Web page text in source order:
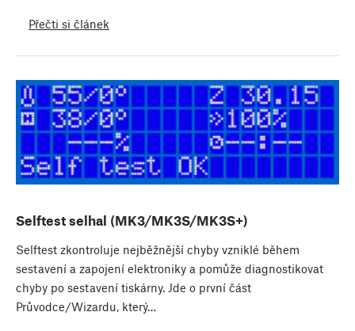
Přečti si článek
Selftest selhal (MK3/MK3S/MK3S+)
Selftest zkontroluje nejběžnější chyby vzniklé během
sestavení a zapojení elektroniky a pomůže diagnostikovat
chyby po sestavení tiskárny. Jde o první část
Průvodce/Wizardu, který…